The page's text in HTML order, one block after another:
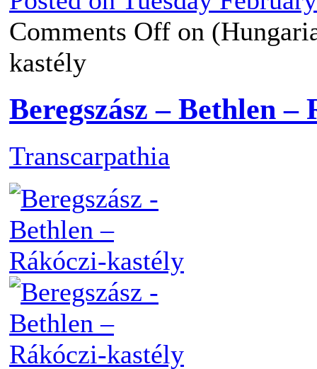
Comments Off on
kastély
Beregszász – Bethlen –
Transcarpathia